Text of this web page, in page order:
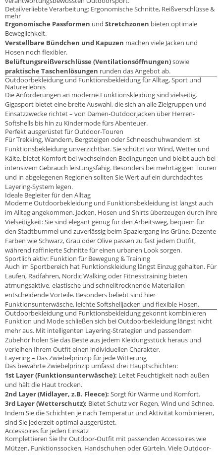
Detailverliebte Verarbeitung: Ergonomische Schnitte, Reißverschlüsse &
mehr
Ergonomische Passformen und Stretchzonen bieten optimale
Beweglichkeit.
Verstellbare Bündchen und Kapuzen machen viele Jacken und
Hosen noch flexibler.
Belüftungsreißverschlüsse (Ventilationsöffnungen)sowie
praktische Taschenlösungen runden das Angebot ab.
Outdoorbekleidung und Funktionsbekleidung für Alltag, Sport und
Naturerlebnis
Die Anforderungen an moderne Funktionskleidung sind vielseitig.
Gigasport bietet eine breite Auswahl, die sich an alle Zielgruppen und
Einsatzzwecke richtet – von Damen-Outdoorjacken über Herren-
Softshells bis hin zu Kindermode fürs Abenteuer.
Perfekt ausgerüstet für Outdoor-Touren
Für Trekking, Wandern, Bergsteigen oder Schneeschuhwandern ist
Funktionsbekleidung unverzichtbar. Sie schützt vor Wind, Wetter und
Kälte, bietet Komfort bei wechselnden Bedingungen und bleibt auch bei
intensivem Gebrauch leistungsfähig. Besonders bei mehrtägigen Touren
und in abgelegenen Regionen sollten Sie Wert auf ein durchdachtes
Layering-System legen.
Ideale Begleiter für den Alltag
Moderne Outdoorbekleidung und Funktionsbekleidung ist längst auch
im Alltag angekommen. Jacken, Hosen und Shirts überzeugen durch ihre
Vielseitigkeit: Sie sind elegant genug für den Arbeitsweg, bequem für
den Stadtbummel und zuverlässig beim Spaziergang ins Grüne. Dezente
Farben wie Schwarz, Grau oder Olive passen zu fast jedem Outfit,
während raffinierte Schnitte für einen urbanen Look sorgen.
Sportlich aktiv: Funktion für Bewegung & Training
Auch im Sportbereich hat Funktionskleidung längst Einzug gehalten. Für
Laufen, Radfahren, Nordic Walking oder Fitnesstraining bieten
atmungsaktive, elastische und schnelltrocknende Materialien
entscheidende Vorteile. Besonders beliebt sind hier
Funktionsunterwäsche, leichte Softshelljacken und flexible Hosen.
Outdoorbekleidung und Funktionsbekleidung gekonnt kombinieren
Funktion und Mode schließen sich bei Outdoorbekleidung längst nicht
mehr aus. Mit intelligenten Layering-Strategien und passendem
Zubehör holen Sie das Beste aus jedem Kleidungsstück heraus und
verleihen Ihrem Outfit einen individuellen Charakter.
Layering – Das Zwiebelprinzip für jede Witterung
Das bewährte Zwiebelprinzip umfasst drei Hauptschichten:
1st Layer (Funktionsunterwäsche): Leitet Feuchtigkeit nach außen
und hält die Haut trocken.
2nd Layer (Midlayer, z.B. Fleece): Sorgt für Wärme und Komfort.
3rd Layer (Wetterschutz): Bietet Schutz vor Regen, Wind und Schnee.
Indem Sie die Schichten je nach Temperatur und Aktivität kombinieren,
sind Sie jederzeit optimal ausgerüstet.
Accessoires für jeden Einsatz
Komplettieren Sie Ihr Outdoor-Outfit mit passenden Accessoires wie
Mützen, Funktionssocken, Handschuhen oder Gürteln. Viele Outdoor-